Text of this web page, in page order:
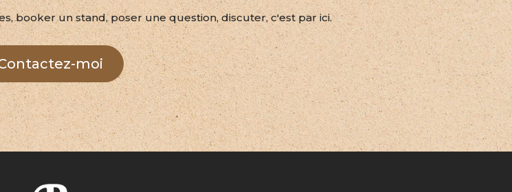
booker un stand, poser une question, discuter, c'est par ici.
moi